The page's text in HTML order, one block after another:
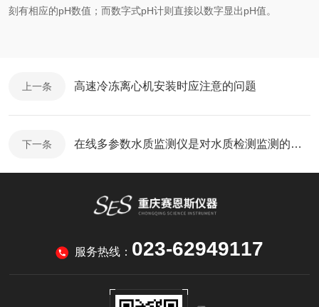
刻有相应的pH数值；而数字式pH计则直接以数字显出pH值。
上一条 高速冷冻离心机安装时应注意的问题
下一条 在线多参数水质监测仪是对水质检测监测的重要仪器
服务热线： 023-62949117